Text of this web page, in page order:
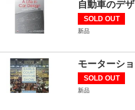
自動車のデ
SOLD OUT
新品
モーターシ
SOLD OUT
新品